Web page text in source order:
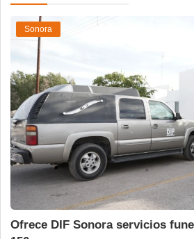
Sonora
Ofrece DIF Sonora servicios